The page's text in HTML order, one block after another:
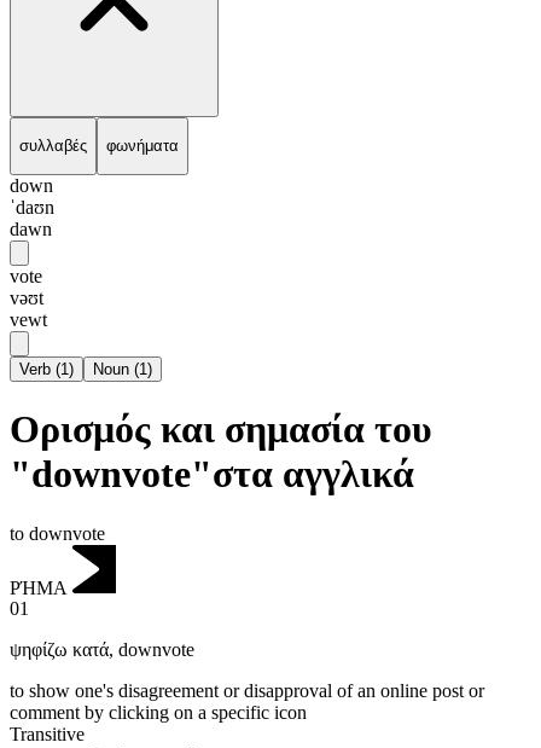
συλλαβές φωνήματα
down
ˈdaʊn
dawn
vote
vəʊt
vewt
Verb (1) Noun (1)
Ορισμός και σημασία του
"downvote"στα αγγλικά
to downvote
ΡΉΜΑ
01
ψηφίζω κατά, downvote
to show one's disagreement or disapproval of an online post or
comment by clicking on a specific icon
Transitive